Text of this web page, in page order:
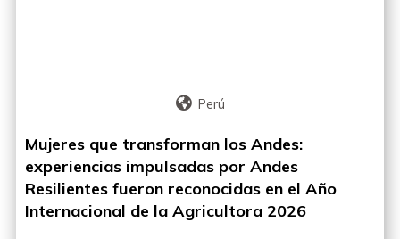
Perú
Mujeres que transforman los Andes:
experiencias impulsadas por Andes
Resilientes fueron reconocidas en el Año
Internacional de la Agricultora 2026